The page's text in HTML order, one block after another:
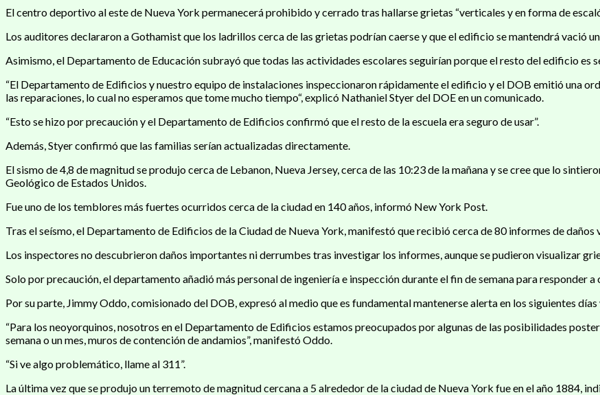
El centro deportivo al este de Nueva York permanecerá prohibido y cerrado tras hallarse grietas “verticales y en forma de
Los auditores declararon a Gothamist que los ladrillos cerca de las grietas podrían caerse y que el edificio se mantendrá vació
Asimismo, el Departamento de Educación subrayó que todas las actividades escolares seguirían porque el resto del edificio es
“El Departamento de Edificios y nuestro equipo de instalaciones inspeccionaron rápidamente el edificio y el DOB emitió una
las reparaciones, lo cual no esperamos que tome mucho tiempo“, explicó Nathaniel Styer del DOE en un comunicado.
“Esto se hizo por precaución y el Departamento de Edificios confirmó que el resto de la escuela era seguro de usar”.
Además, Styer confirmó que las familias serían actualizadas directamente.
El sismo de 4,8 de magnitud se produjo cerca de Lebanon, Nueva Jersey, cerca de las 10:23 de la mañana y se cree que lo
Geológico de Estados Unidos.
Fue uno de los temblores más fuertes ocurridos cerca de la ciudad en 140 años, informó New York Post.
Tras el seísmo, el Departamento de Edificios de la Ciudad de Nueva York, manifestó que recibió cerca de 80 informes de
Los inspectores no descubrieron daños importantes ni derrumbes tras investigar los informes, aunque se pudieron visualizar
Solo por precaución, el departamento añadió más personal de ingeniería e inspección durante el fin de semana para responder
Por su parte, Jimmy Oddo, comisionado del DOB, expresó al medio que es fundamental mantenerse alerta en los siguientes días
“Para los neoyorquinos, nosotros en el Departamento de Edificios estamos preocupados por algunas de las posibilidades
semana o un mes, muros de contención de andamios”, manifestó Oddo.
“Si ve algo problemático, llame al 311”.
La última vez que se produjo un terremoto de magnitud cercana a 5 alrededor de la ciudad de Nueva York fue en el año 1884,